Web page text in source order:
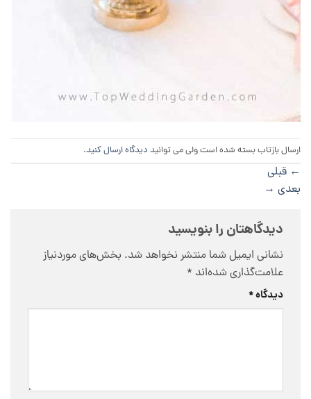
ارسال بازتاب بسته شده است ولی می توانید دیدگاه ارسال کنید.
← قبلی
بعدی →
دیدگاهتان را بنویسید
نشانی ایمیل شما منتشر نخواهد شد. بخش‌های موردنیاز
علامت‌گذاری شده‌اند *
دیدگاه*